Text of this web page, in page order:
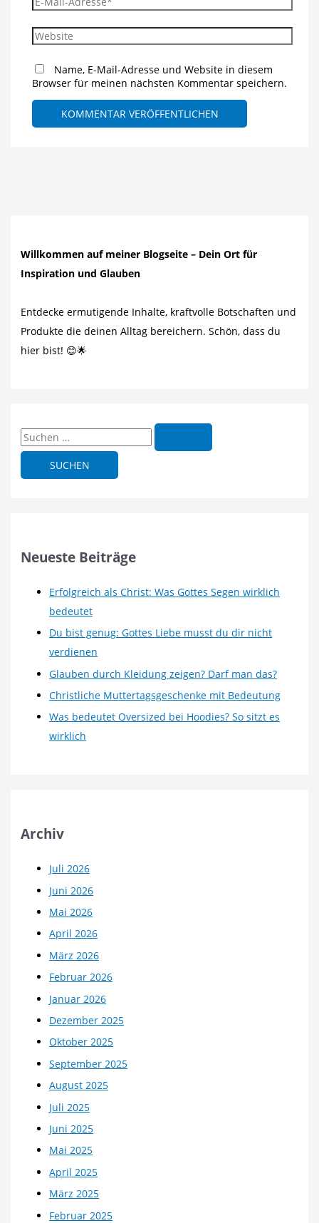
Mail-
Adresse*
Website
Name, E-Mail-Adresse und Website in diesem
Browser für meinen nächsten Kommentar speichern.
Willkommen auf meiner Blogseite – Dein Ort für
Inspiration und Glauben
Entdecke ermutigende Inhalte, kraftvolle Botschaften und
Produkte die deinen Alltag bereichern. Schön, dass du
hier bist! 😊🌟
S
u
a
Neueste Beiträge
Erfolgreich als Christ: Was Gottes Segen wirklich
bedeutet
Du bist genug: Gottes Liebe musst du dir nicht
verdienen
Glauben durch Kleidung zeigen? Darf man das?
Christliche Muttertagsgeschenke mit Bedeutung
Was bedeutet Oversized bei Hoodies? So sitzt es
wirklich
Archiv
Juli 2026
Juni 2026
Mai 2026
April 2026
März 2026
Februar 2026
Januar 2026
Dezember 2025
Oktober 2025
September 2025
August 2025
Juli 2025
Juni 2025
Mai 2025
April 2025
März 2025
Februar 2025